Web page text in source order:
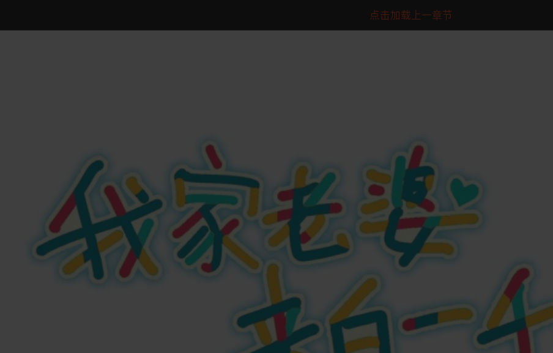
点击加载上一章节